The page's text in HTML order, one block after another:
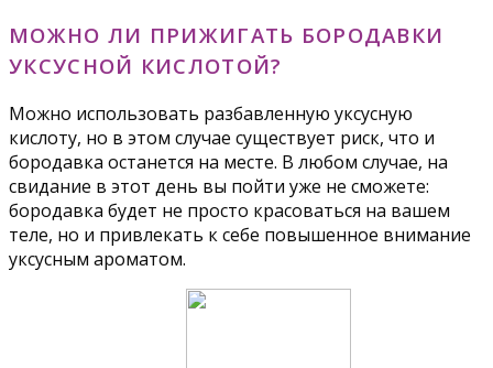
МОЖНО ЛИ ПРИЖИГАТЬ БОРОДАВКИ
УКСУСНОЙ КИСЛОТОЙ?
Можно использовать разбавленную уксусную
кислоту, но в этом случае существует риск, что и
бородавка останется на месте. В любом случае, на
свидание в этот день вы пойти уже не сможете:
бородавка будет не просто красоваться на вашем
теле, но и привлекать к себе повышенное внимание
уксусным ароматом.